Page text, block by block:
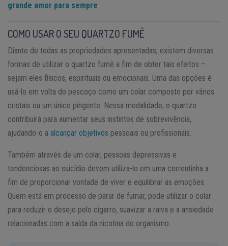
grande amor para sempre
COMO USAR O SEU QUARTZO FUMÊ
Diante de todas as propriedades apresentadas, existem diversas
formas de utilizar o quartzo fumê a fim de obter tais efeitos –
sejam eles físicos, espirituais ou emocionais. Uma das opções é
usá-lo em volta do pescoço como um colar composto por vários
cristais ou um único pingente. Nessa modalidade, o quartzo
contribuirá para aumentar seus instintos de sobrevivência,
ajudando-o a alcançar objetivos pessoais ou profissionais.
Também através de um colar, pessoas depressivas e
tendenciosas ao suicídio devem utiliza-lo em uma correntinha a
fim de proporcionar vontade de viver e equilibrar as emoções.
Quem está em processo de parar de fumar, pode utilizar o colar
para reduzir o desejo pelo cigarro, suavizar a raiva e a ansiedade
relacionadas com a saída da nicotina do organismo.